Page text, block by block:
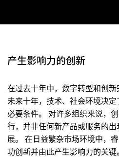
产生影响力的创新
在过去十年中，数字转型和创新
未来十年，技术、社会环境决
必要条件。 对许多组织来说，
行，并非任何新产品或服务的
展。 在日益繁杂市场环境中，
功创新并由此产生影响力的关键。